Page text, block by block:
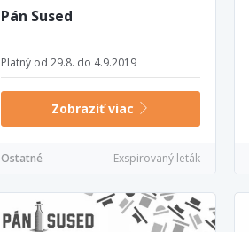
Pán Sused
Platný od 29.8. do 4.9.2019
Zobraziť viac
Ostatné Exspirovaný leták